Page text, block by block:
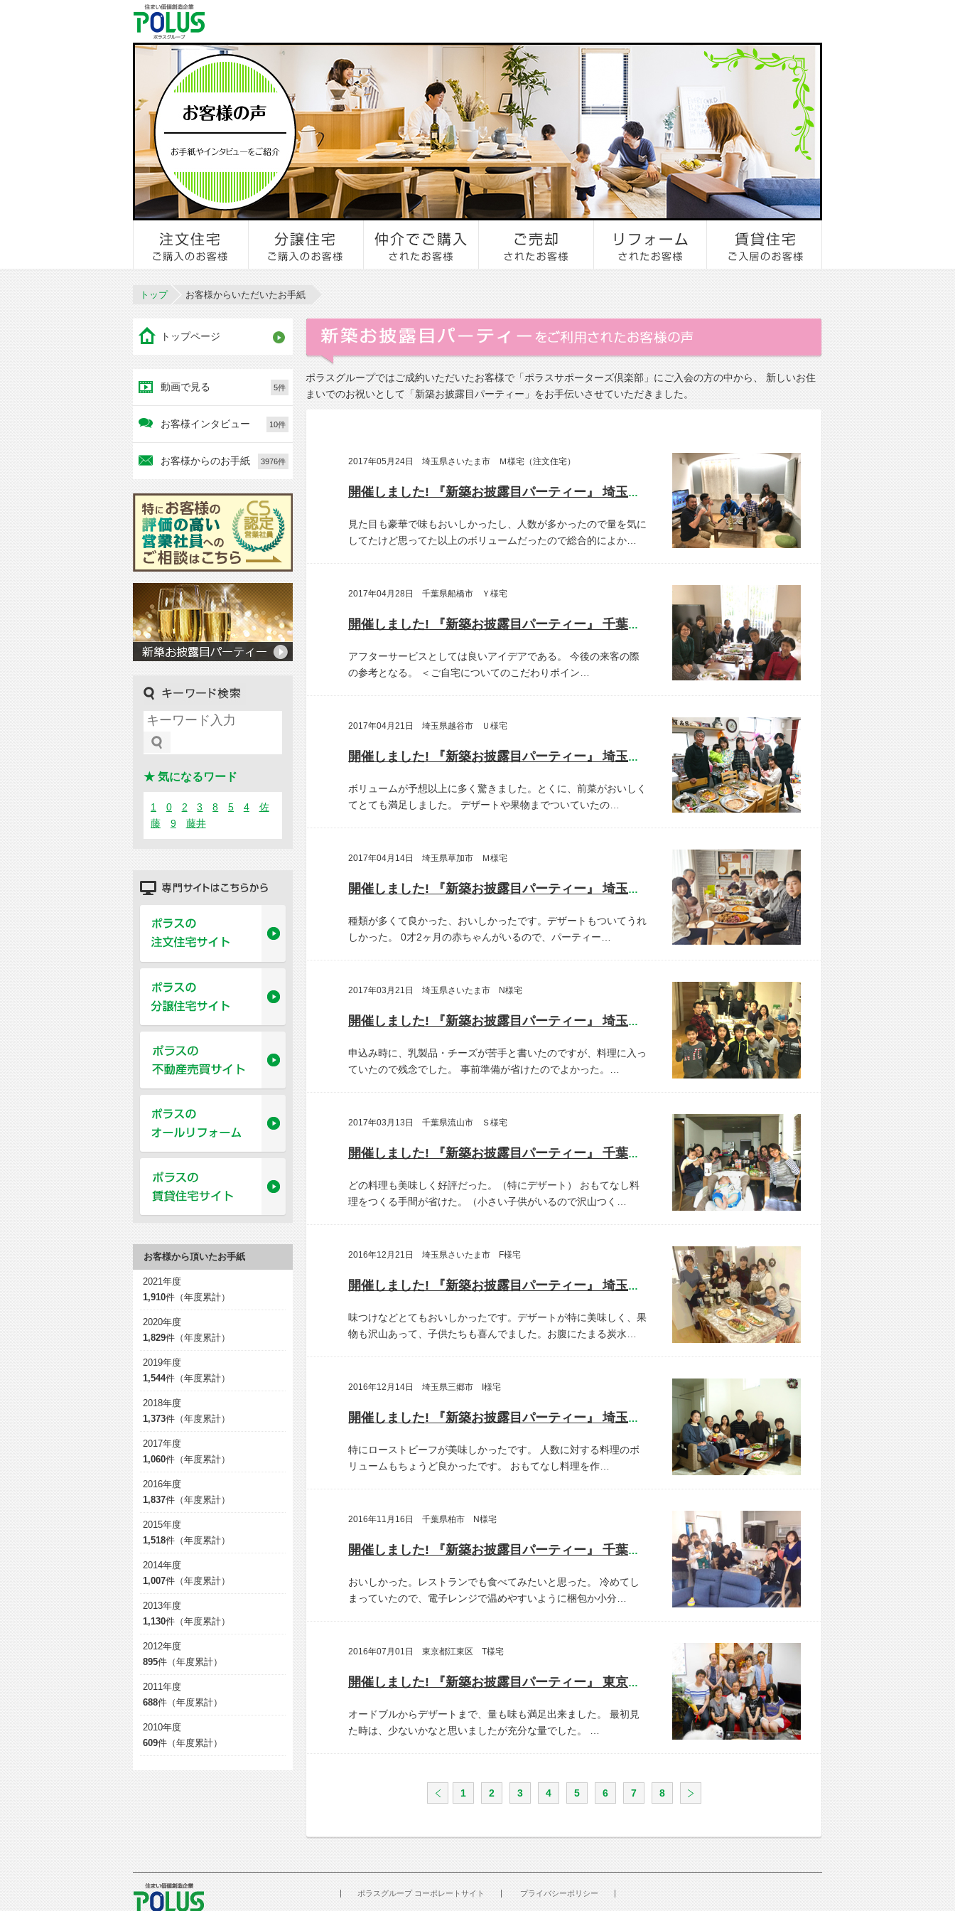
トップ お客様からいただいたお手紙
ポラスグループではご成約いただいたお客様で「ポラスサポーターズ倶楽部」にご入会の方の中から、 新しいお住
まいでのお祝いとして「新築お披露目パーティー」をお手伝いさせていただきました。
2017年05月24日 埼玉県さいたま市 Ｍ様宅（注文住宅）
開催しました! 『新築お披露目パーティー』 埼玉県さいたま市 M様宅
見た目も豪華で味もおいしかったし、人数が多かったので量を気に
してたけど思ってた以上のボリュームだったので総合的によか…
2017年04月28日 千葉県船橋市 Ｙ様宅
開催しました! 『新築お披露目パーティー』 千葉県船橋市 Y様宅
アフターサービスとしては良いアイデアである。
今後の来客の際
の参考となる。
＜ご自宅についてのこだわりポイン…
2017年04月21日 埼玉県越谷市 Ｕ様宅
開催しました! 『新築お披露目パーティー』 埼玉県越谷市 U様宅
ボリュームが予想以上に多く驚きました。とくに、前菜がおいしく
てとても満足しました。
デザートや果物までついていたの…
2017年04月14日 埼玉県草加市 Ｍ様宅
開催しました! 『新築お披露目パーティー』 埼玉県草加市 M様宅
種類が多くて良かった、おいしかったです。デザートもついてうれ
しかった。
0才2ヶ月の赤ちゃんがいるので、パーティー…
2017年03月21日 埼玉県さいたま市 N様宅
開催しました! 『新築お披露目パーティー』 埼玉県さいたま市 N様宅
申込み時に、乳製品・チーズが苦手と書いたのですが、料理に入っ
ていたので残念でした。
事前準備が省けたのでよかった。…
2017年03月13日 千葉県流山市 Ｓ様宅
開催しました! 『新築お披露目パーティー』 千葉県流山市 S様宅
どの料理も美味しく好評だった。（特にデザート）
おもてなし料
理をつくる手間が省けた。（小さい子供がいるので沢山つく…
2016年12月21日 埼玉県さいたま市 F様宅
開催しました! 『新築お披露目パーティー』 埼玉県さいたま市 F様宅
味つけなどとてもおいしかったです。デザートが特に美味しく、果
物も沢山あって、子供たちも喜んでました。お腹にたまる炭水…
2016年12月14日 埼玉県三郷市 I様宅
開催しました! 『新築お披露目パーティー』 埼玉県三郷市 I様宅
特にローストビーフが美味しかったです。
人数に対する料理のボ
リュームもちょうど良かったです。
おもてなし料理を作…
2016年11月16日 千葉県柏市 N様宅
開催しました! 『新築お披露目パーティー』 千葉県柏市 N様宅
おいしかった。レストランでも食べてみたいと思った。
冷めてし
まっていたので、電子レンジで温めやすいように梱包か小分…
2016年07月01日 東京都江東区 T様宅
開催しました! 『新築お披露目パーティー』 東京都江東区 T様宅
オードブルからデザートまで、量も味も満足出来ました。
最初見
た時は、少ないかなと思いましたが充分な量でした。
1 2 3 4 5 6 7 8
トップページ
動画で見る 5件
お客様インタビュー 10件
お客様からのお手紙 3976件
★ 気になるワード
1 0 2 3 8 5 4
佐
藤
9 藤井
お客様から頂いたお手紙
2021年度
1,910件（年度累計）
2020年度
1,829件（年度累計）
2019年度
1,544件（年度累計）
2018年度
1,373件（年度累計）
2017年度
1,060件（年度累計）
2016年度
1,837件（年度累計）
2015年度
1,518件（年度累計）
2014年度
1,007件（年度累計）
2013年度
1,130件（年度累計）
2012年度
895件（年度累計）
2011年度
688件（年度累計）
2010年度
609件（年度累計）
ポラスグループ コーポレートサイト
プライバシーポリシー